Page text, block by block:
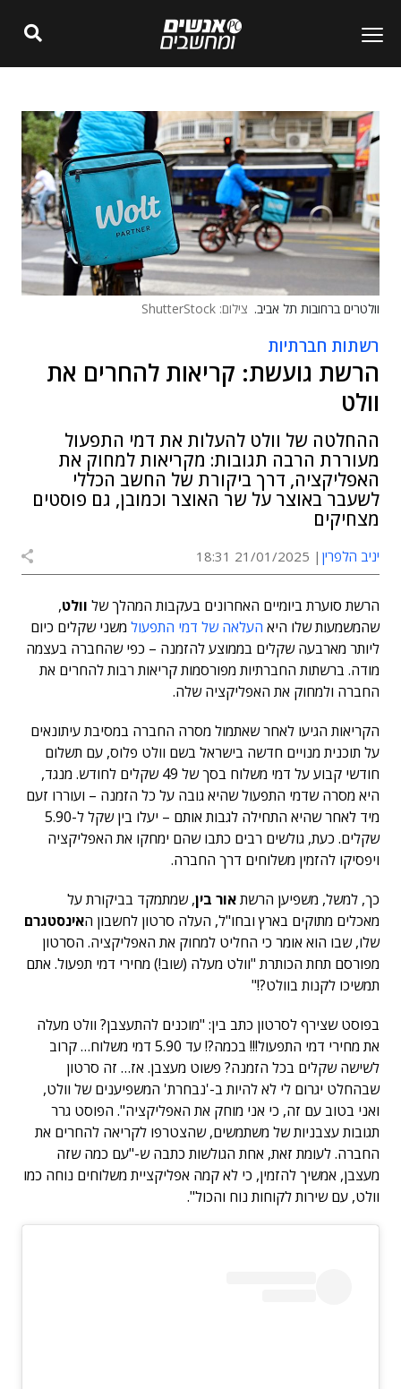
וולטרים ברחובות תל אביב. צילום: ShutterStock
רשתות חברתיות
הרשת גועשת: קריאות להחרים את
וולט
ההחלטה של וולט להעלות את דמי התפעול
מעוררת הרבה תגובות: מקריאות למחוק את
האפליקציה, דרך ביקורת של החשב הכללי
לשעבר באוצר על שר האוצר וכמובן, גם פוסטים
מצחיקים
יניב הלפרין 21/01/2025 18:31
הרשת סוערת ביומיים האחרונים בעקבות המהלך של וולט,
שהמשמעות שלו היא העלאה של דמי התפעול משני שקלים כיום
ליותר מארבעה שקלים בממוצע להזמנה – כפי שהחברה בעצמה
מודה. ברשתות החברתיות מפורסמות קריאות רבות להחרים את
החברה ולמחוק את האפליקציה שלה.
הקריאות הגיעו לאחר שאתמול מסרה החברה במסיבת עיתונאים
על תוכנית מנויים חדשה בישראל בשם וולט פלוס, עם תשלום
חודשי קבוע על דמי משלוח בסך של 49 שקלים לחודש. מנגד,
היא מסרה שדמי התפעול שהיא גובה על כל הזמנה – ועוררו זעם
מיד לאחר שהיא התחילה לגבות אותם – יעלו בין שקל ל-5.90
שקלים. כעת, גולשים רבים כתבו שהם ימחקו את האפליקציה
ויפסיקו להזמין משלוחים דרך החברה.
כך, למשל, משפיען הרשתאור בין, שמתמקד בביקורת על
מאכלים מתוקים בארץ ובחו"ל, העלה סרטון לחשבון האינסטגרם
שלו, שבו הוא אומר כי החליט למחוק את האפליקציה. הסרטון
מפורסם תחת הכותרת "וולט מעלה (שוב!) מחירי דמי תפעול. אתם
תמשיכו לקנות בוולט?!"
בפוסט שצירף לסרטון כתב בין: "מוכנים להתעצבן? וולט מעלה
את מחירי דמי התפעול!!! בכמה?! עד 5.90 דמי משלוח… קרוב
לשישה שקלים בכל הזמנה? פשוט מעצבן. אז… זה סרטון
שבהחלט יגרום לי לא להיות ב-'נבחרת' המשפיענים של וולט,
ואני בטוב עם זה, כי אני מוחק את האפליקציה". הפוסט גרר
תגובות עצבניות של משתמשים, שהצטרפו לקריאה להחרים את
החברה. לעומת זאת, אחת הגולשות כתבה ש-"עם כמה שזה
מעצבן, אמשיך להזמין, כי לא קמה אפליקציית משלוחים נוחה כמו
וולט, עם שירות לקוחות נוח והכול".